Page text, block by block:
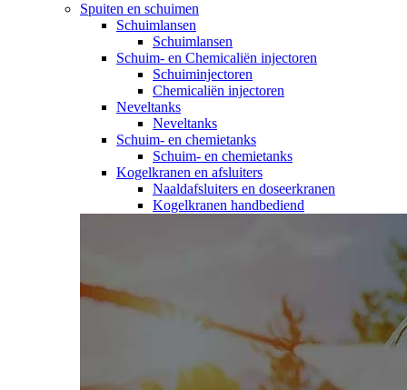
Spuiten en schuimen
Schuimlansen
Schuimlansen
Schuim- en Chemicaliën injectoren
Schuiminjectoren
Chemicaliën injectoren
Neveltanks
Neveltanks
Schuim- en chemietanks
Schuim- en chemietanks
Kogelkranen en afsluiters
Naaldafsluiters en doseerkranen
Kogelkranen handbediend